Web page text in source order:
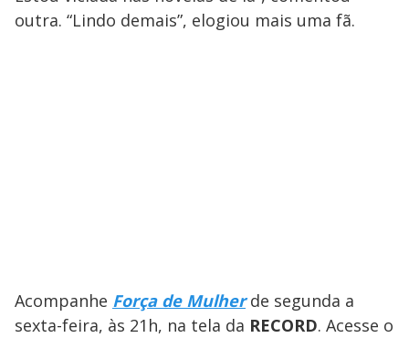
outra. “Lindo demais”, elogiou mais uma fã.
Acompanhe Força de Mulherde segunda a
sexta-feira, às 21h, na tela da RECORD. Acesse o